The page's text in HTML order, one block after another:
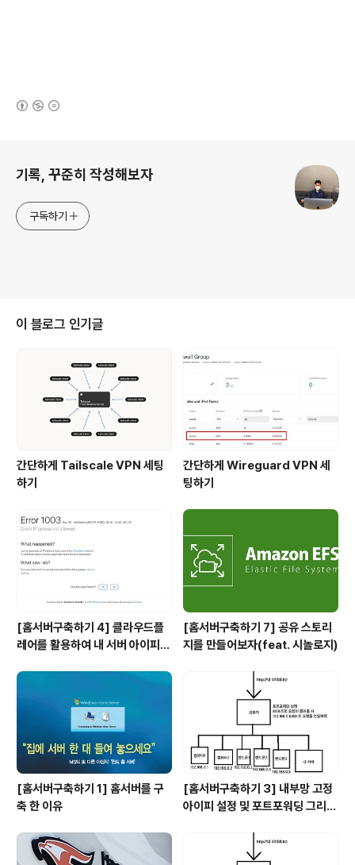
기록, 꾸준히 작성해보자
구독하기
이 블로그 인기글
간단하게 Tailscale VPN 세팅
하기
간단하게 Wireguard VPN 세
팅하기
[홈서버구축하기 4] 클라우드플
레어를 활용하여 내 서버 아이피
[홈서버구축하기 7] 공유 스토리
지를 만들어보자(feat. 시놀로지)
[홈서버구축하기 1] 홈서버를 구
축 한 이유
[홈서버구축하기 3] 내부망 고정
아이피 설정 및 포트포워딩 그리고